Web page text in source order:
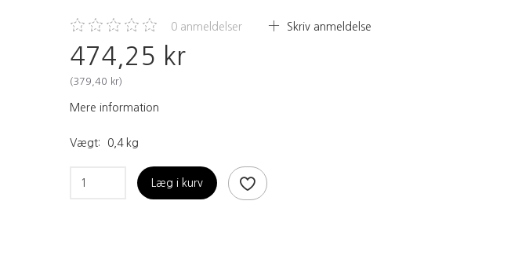
0 anmeldelser Skriv anmeldelse
474,25 kr
(379,40 kr)
Mere information
Vægt: 0,4 kg
Læg i kurv